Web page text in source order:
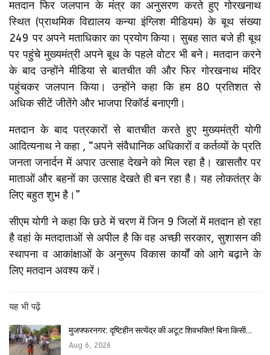
मतदान फिर जलपान के मंत्र का अनुसरण करते हुए गोरखनाथ
स्थित (प्राथमिक विद्यालय कन्या इंग्लिश मीडियम) के बूथ संख्या
249 पर अपने मताधिकार का प्रयोग किया। सुबह सात बजे ही बूथ
पर पहुंचे मुख्यमंत्री अपने बूथ के पहले वोटर भी बने। मतदान करने
के बाद उन्होंने मीडिया से बातचीत की और फिर गोरखनाथ मंदिर
पहुंचकर जलपान किया। उन्होंने कहा कि हम 80 प्रतिशत से
अधिक सीटें जीतेंगे और भाजपा रिकॉर्ड बनाएगी।
मतदान के बाद पत्रकारों से बातचीत करते हुए मुख्यमंत्री योगी
आदित्यनाथ ने कहा , “अपने संवैधानिक अधिकारों व कर्तव्यों के प्रति
जनता जनार्दन में अपार उत्साह देखने को मिल रहा है। खासतौर पर
माताओं और बहनों का उत्साह देखते ही बन रहा है। यह लोकतंत्र के
लिए बहुत शुभ है।”
सीएम योगी ने कहा कि छठे में चरण में जिन 9 जिलों में मतदान हो रहा
है वहां के मतदाताओं से अपील है कि वह अच्छी सरकार, सुशासन की
स्थापना व आकांक्षाओं के अनुरूप विकास कार्यों को आगे बढ़ाने के
लिए मतदान अवश्य करें।
यह भी पढ़ें
मुजफ्फरनगर: दृष्टिहीन सत्येंद्र की अटूट शिवभक्ति! बिना किसी…
Aug 6, 2026